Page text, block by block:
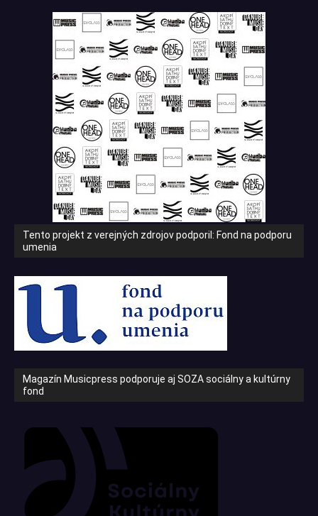
Tento projekt z verejných zdrojov podporil: Fond na podporu
umenia
Magazín Musicpress podporuje aj SOZA sociálny a kultúrny
fond